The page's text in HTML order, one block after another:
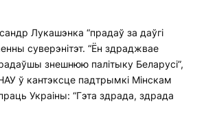
Лукашэнка “прадаў за даўгі
суверэнітэт. “Ён здраджвае
знешнюю палітыку Беларусі”,
ў кантэксце падтрымкі Мінскам
Украіны: “Гэта здрада, здрада